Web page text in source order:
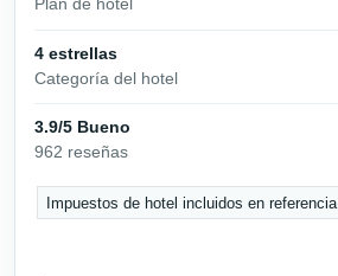
Plan de hotel
4 estrellas
Categoría del hotel
3.9/5 Bueno
962 reseñas
Impuestos de hotel incluidos en referencia